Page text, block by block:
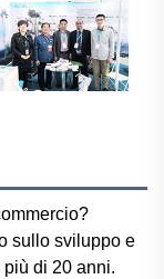
sullo sviluppo e
di 20 anni.